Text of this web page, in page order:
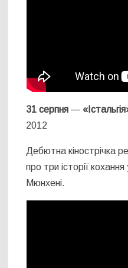
31 серпня —
2012
Дебютна кінострічка
про три історії
Мюнхені.